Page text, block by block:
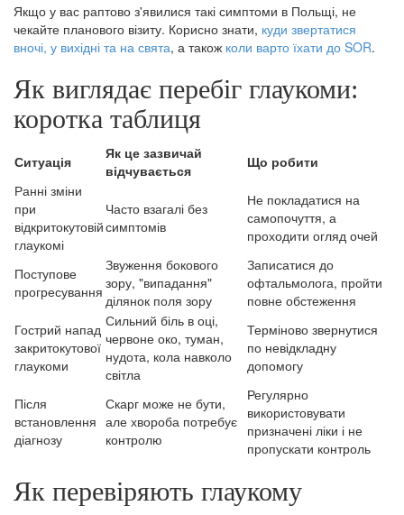
Якщо у вас раптово з'явилися такі симптоми в Польщі, не
чекайте планового візиту. Корисно знати, куди звертатися
вночі, у вихідні та на свята, а також коли варто їхати до SOR.
Як виглядає перебіг глаукоми:
коротка таблиця
Ситуація
Як це зазвичай
відчувається
Що робити
Ранні зміни
при
відкритокутовій
глаукомі
Часто взагалі без
симптомів
Не покладатися на
самопочуття, а
проходити огляд очей
Поступове
прогресування
Звуження бокового
зору, "випадання"
ділянок поля зору
Записатися до
офтальмолога, пройти
повне обстеження
Гострий напад
закритокутової
глаукоми
Сильний біль в оці,
червоне око, туман,
нудота, кола навколо
світла
Терміново звернутися
по невідкладну
допомогу
Після
встановлення
діагнозу
Скарг може не бути,
але хвороба потребує
контролю
Регулярно
використовувати
призначені ліки і не
пропускати контроль
Як перевіряють глаукому